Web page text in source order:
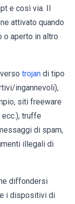
e così via. Il
attivato quando
aperto in altro
trojan di tipo
ingannevoli),
siti freeware
truffe
di spam,
illegali di
diffondersi
i dispositivi di